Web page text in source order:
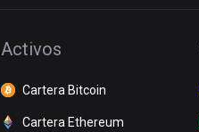
Activos
Cartera Bitcoin
Cartera Ethereum